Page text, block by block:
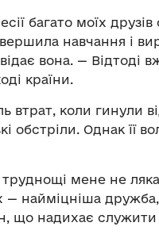
багато моїх
навчання і
вона. — Відтоді
країни.
втрат, коли гинули
обстріли. Однак її
труднощі мене не
— найміцніша
що надихає служити